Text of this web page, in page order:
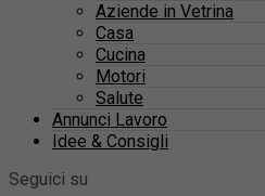
Aziende in Vetrina
Casa
Cucina
Motori
Salute
Annunci Lavoro
Idee & Consigli
Seguici su